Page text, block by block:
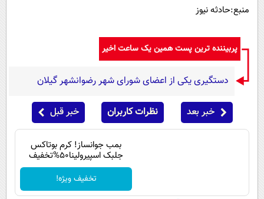
منبع:حادثه نیوز
پربیننده ترین پست همین یک ساعت اخیر
دستگیری یکی از اعضای شورای شهر رضوانشهر گیلان
خبر بعد نظرات کاربران خبر قبل
بمب جوانساز! کرم بوتاکس
جلبک اسپیرولینا50%تخفیف
تخفیف ویژه!